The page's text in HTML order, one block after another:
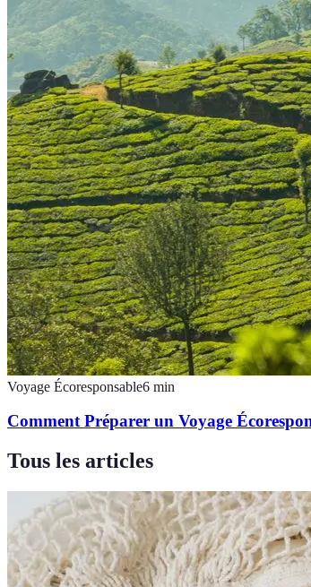
Voyage Écoresponsable6 min
Comment Préparer un Voyage
Tous les articles